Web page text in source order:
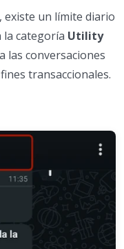
existe un límite diario
la categoría Utility
las conversaciones
transaccionales.